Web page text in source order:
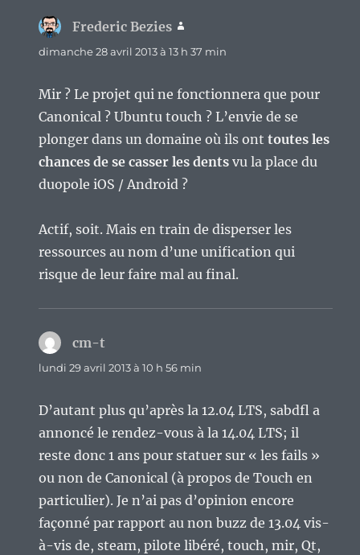
Frederic Bezies
dimanche 28 avril 2013 à 13 h 37 min
Mir ? Le projet qui ne fonctionnera que pour
Canonical ? Ubuntu touch ? L’envie de se
plonger dans un domaine où ils onttoutes les
chances de se casser les dents vu la place du
duopole iOS / Android ?
Actif, soit. Mais en train de disperser les
ressources au nom d’une unification qui
risque de leur faire mal au final.
cm-t
lundi 29 avril 2013 à 10 h 56 min
D’autant plus qu’après la 12.04 LTS, sabdfl a
annoncé le rendez-vous à la 14.04 LTS; il
reste donc 1 ans pour statuer sur « les fails »
ou non de Canonical (à propos de Touch en
particulier). Je n’ai pas d’opinion encore
façonné par rapport au non buzz de 13.04 vis-
à-vis de, steam, pilote libéré, touch, mir, Qt,